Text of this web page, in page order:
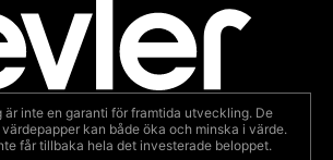
inte en garanti för framtida utveckling. De
kan både öka och minska i värde.
får tillbaka hela det investerade beloppet.